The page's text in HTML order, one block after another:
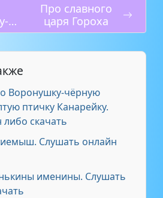
Про славного
царя Гороха
Воронушку-чёрную
птичку Канарейку.
скачать
Слушать онлайн
именины. Слушать